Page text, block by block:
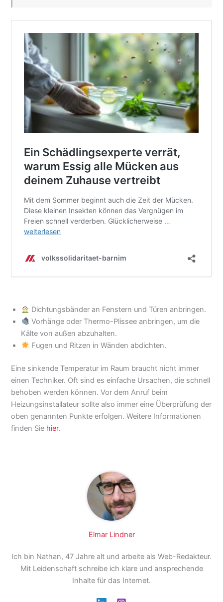
Dichtungsbänder an Fenstern und Türen anbringen.
Vorhänge oder Thermo-Plissee anbringen, um die
Kälte von außen abzuhalten.
Fugen und Ritzen in Wänden abdichten.
Eine sinkende Temperatur im Raum braucht nicht immer
einen Techniker. Oft sind es einfache Ursachen, die schnell
behoben werden können. Vor dem Anruf beim
Heizungsinstallateur sollte also immer eine Überprüfung der
oben genannten Punkte erfolgen. Weitere Informationen
finden Sie hier.
Elmar Lindner
Ich bin Nathan, 47 Jahre alt und arbeite als Web-Redakteur.
Mit Leidenschaft schreibe ich klare und ansprechende
Inhalte für das Internet.